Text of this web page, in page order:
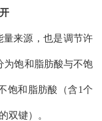
来源，也是调节许
为饱和脂肪酸与不饱
饱和脂肪酸（含1个
双键）。